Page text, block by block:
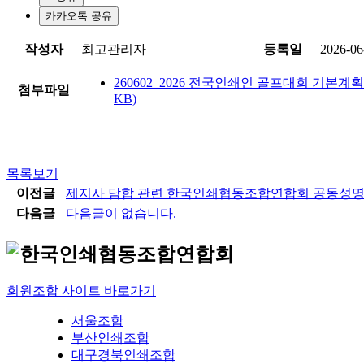
카카오톡 공유
작성자 최고관리자 등록일 2026-
첨부파일
260602_2026 전국인쇄인 골프대회 기본계
KB)
목록보기
이전글
제지사 담합 관련 한국인쇄협동조합연합회 공동성
다음글
다음글이 없습니다.
회원조합 사이트 바로가기
서울조합
부산인쇄조합
대구경북인쇄조합